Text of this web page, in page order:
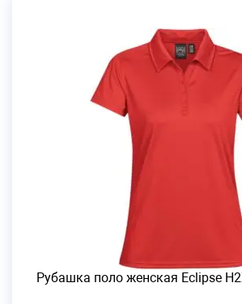
Рубашка поло женская Eclipse